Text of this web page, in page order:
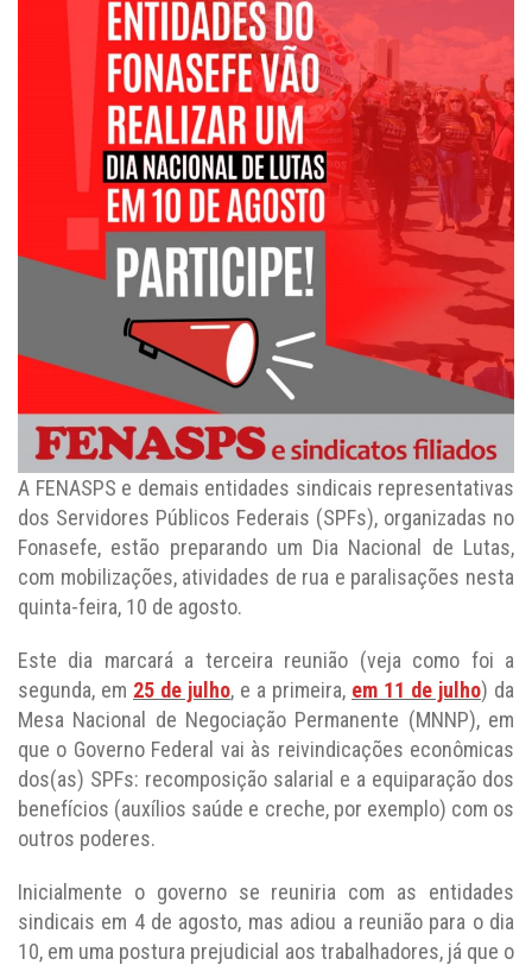
A FENASPS e demais entidades sindicais representativas
dos Servidores Públicos Federais (SPFs), organizadas no
Fonasefe, estão preparando um Dia Nacional de Lutas,
com mobilizações, atividades de rua e paralisações nesta
quinta-feira, 10 de agosto.
Este dia marcará a terceira reunião (veja como foi a
segunda, em 25 de julho, e a primeira, em 11 de julho) da
Mesa Nacional de Negociação Permanente (MNNP), em
que o Governo Federal vai às reivindicações econômicas
dos(as) SPFs: recomposição salarial e a equiparação dos
benefícios (auxílios saúde e creche, por exemplo) com os
outros poderes.
Inicialmente o governo se reuniria com as entidades
sindicais em 4 de agosto, mas adiou a reunião para o dia
10, em uma postura prejudicial aos trabalhadores, já que o